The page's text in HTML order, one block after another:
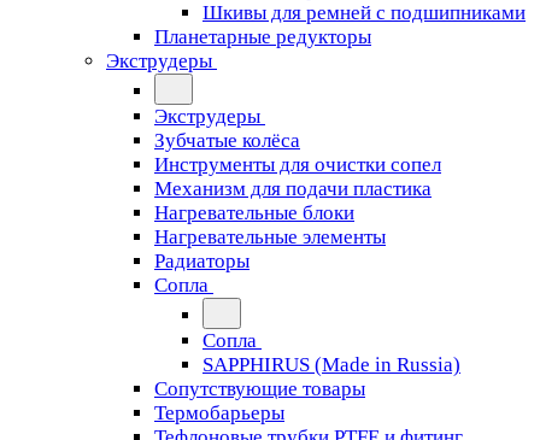
Шкивы для ремней с подшипниками
Планетарные редукторы
Экструдеры
Экструдеры
Зубчатые колёса
Инструменты для очистки сопел
Механизм для подачи пластика
Нагревательные блоки
Нагревательные элементы
Радиаторы
Сопла
Сопла
SAPPHIRUS (Made in Russia)
Сопутствующие товары
Термобарьеры